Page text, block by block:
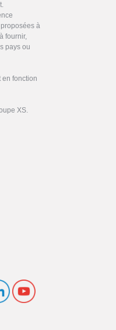
à
fournir,
pays ou
en fonction
XS.